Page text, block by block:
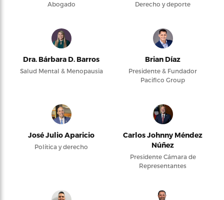
Abogado Derecho y deporte
Dra. Bárbara D. Barros
Salud Mental & Menopausia
Brian Díaz
Presidente & Fundador
Pacifico Group
José Julio Aparicio
Política y derecho
Carlos Johnny Méndez
Núñez
Presidente Cámara de
Representantes